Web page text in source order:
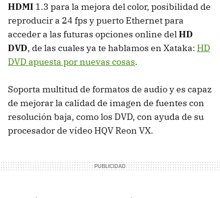
HDMI 1.3 para la mejora del color, posibilidad de
reproducir a 24 fps y puerto Ethernet para
acceder a las futuras opciones online del HD
DVD, de las cuales ya te hablamos en Xataka: HD
DVD apuesta por nuevas cosas.
Soporta multitud de formatos de audio y es capaz
de mejorar la calidad de imagen de fuentes con
resolución baja, como los DVD, con ayuda de su
procesador de vídeo HQV Reon VX.